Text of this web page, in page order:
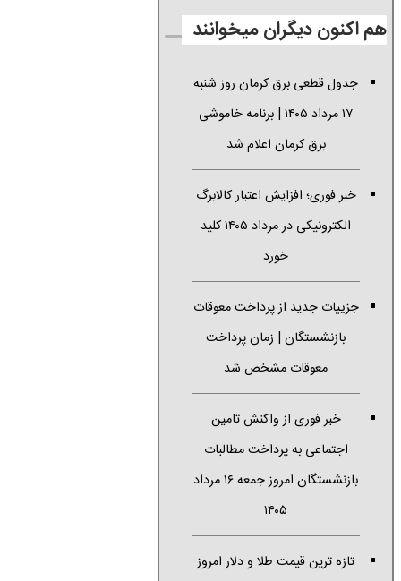
هم اکنون دیگران میخوانند
جدول قطعی برق کرمان روز شنبه
۱۷ مرداد ۱۴۰۵ | برنامه خاموشی
برق کرمان اعلام شد
خبر فوری؛ افزایش اعتبار کالابرگ
الکترونیکی در مرداد ۱۴۰۵ کلید
خورد
جزییات جدید از پرداخت معوقات
بازنشستگان | زمان پرداخت
معوقات مشخص شد
خبر فوری از واکنش تامین
اجتماعی به پرداخت مطالبات
بازنشستگان امروز جمعه ۱۶ مرداد
۱۴۰۵
تازه ترین قیمت طلا و دلار امروز